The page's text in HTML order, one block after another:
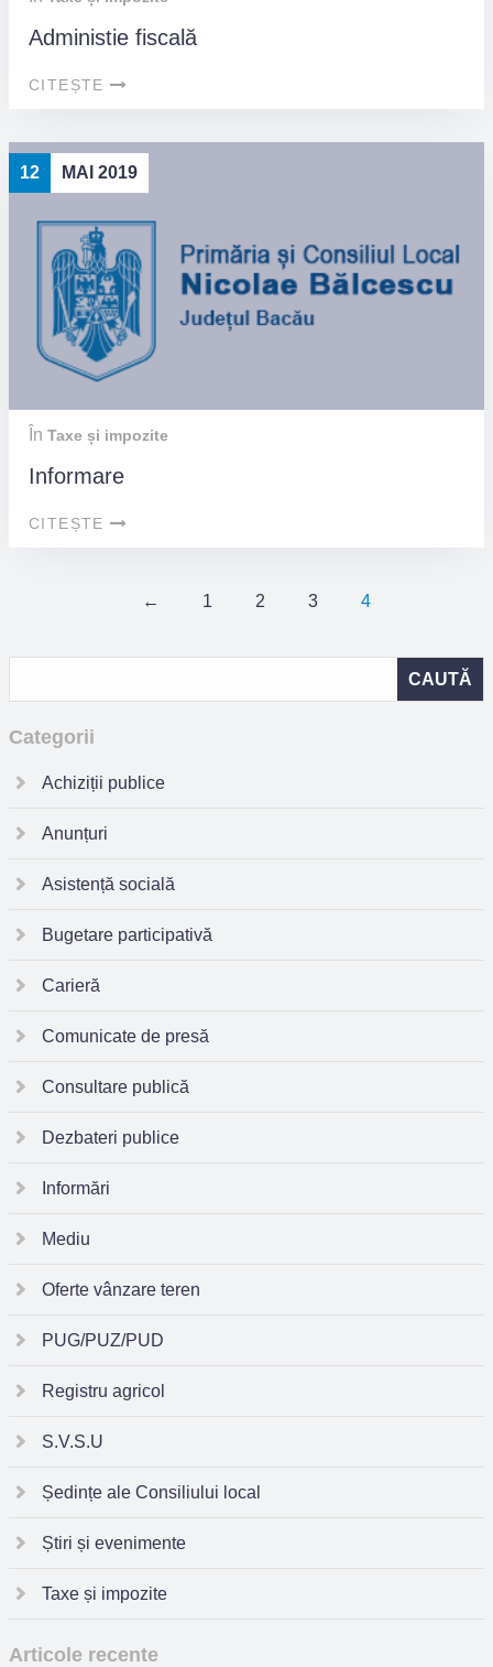
Administie fiscală
CITEȘTE
12 MAI 2019
În Taxe și impozite
Informare
CITEȘTE
← 1 2 3 4
Categorii
Achiziții publice
Anunțuri
Asistență socială
Bugetare participativă
Carieră
Comunicate de presă
Consultare publică
Dezbateri publice
Informări
Mediu
Oferte vânzare teren
PUG/PUZ/PUD
Registru agricol
S.V.S.U
Ședințe ale Consiliului local
Știri și evenimente
Taxe și impozite
Articole recente